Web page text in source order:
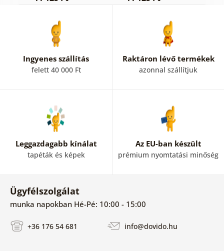
Ingyenes szállítás
felett 40 000 Ft
Raktáron lévő termékek
azonnal szállítjuk
Leggazdagabb kínálat
tapéták és képek
Az EU-ban készült
prémium nyomtatási minőség
Ügyfélszolgálat
munka napokban Hé-Pé: 10:00 - 15:00
+36 176 54 681 info@dovido.hu